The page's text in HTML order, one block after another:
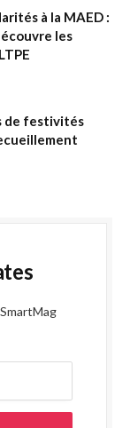
à la MAED :
les
de festivités